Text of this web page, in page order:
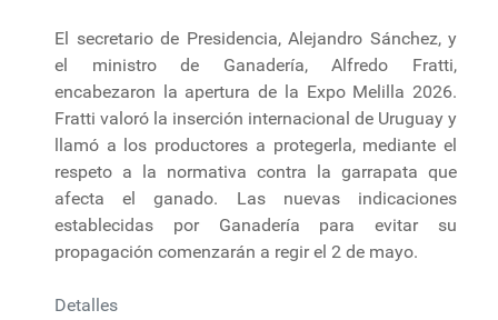
El secretario de Presidencia, Alejandro Sánchez, y
el ministro de Ganadería, Alfredo Fratti,
encabezaron la apertura de la Expo Melilla 2026.
Fratti valoró la inserción internacional de Uruguay y
llamó a los productores a protegerla, mediante el
respeto a la normativa contra la garrapata que
afecta el ganado. Las nuevas indicaciones
establecidas por Ganadería para evitar su
propagación comenzarán a regir el 2 de mayo.
Detalles